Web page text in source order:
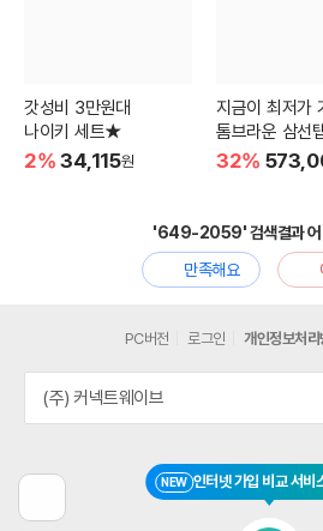
갓성비 3만원대
나이키 세트★
2% 34,115원
지금이 최저가
톰브라운 삼선
32%
'649-2059' 검색결과 어
만족해요
전
NEW 인터넷 가입 비교 서비
PC버전 로그인 개인정보처리
(주) 커넥트웨이브